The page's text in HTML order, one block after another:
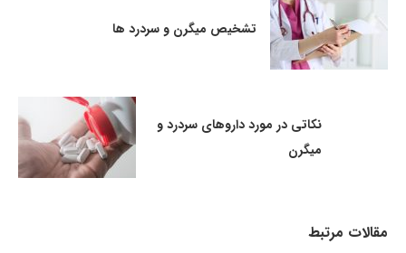
تشخیص میگرن و سردرد ها
نکاتی در مورد داروهای سردرد و
میگرن
مقالات مرتبط